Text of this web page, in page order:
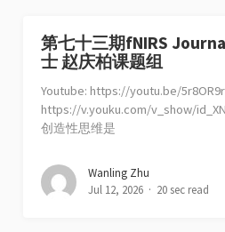
第七十三期fNIRS
士 赵庆柏课题组
Youtube: https://youtu.be/
https://v.youku.com/v_show/
创造性思维是
Wanling Zhu
Jul 12, 2026
20 sec read